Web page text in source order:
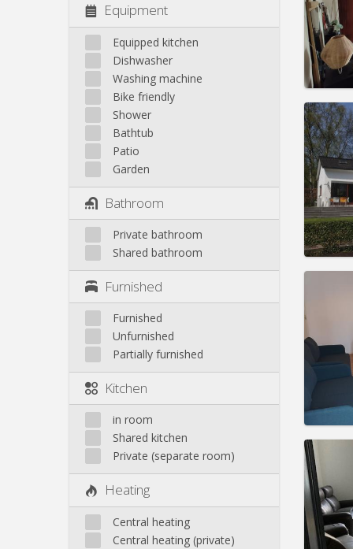
Equipment
Equipped kitchen
Dishwasher
Washing machine
Bike friendly
Shower
Bathtub
Patio
Garden
Bathroom
Private bathroom
Shared bathroom
Furnished
Furnished
Unfurnished
Partially furnished
Kitchen
in room
Shared kitchen
Private (separate room)
Heating
Central heating
Central heating (private)
Rent:
Rent:
Rent:
Charges: